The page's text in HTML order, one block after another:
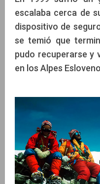
escalaba cerca de
dispositivo de
se temió que
pudo recuperarse y
en los Alpes